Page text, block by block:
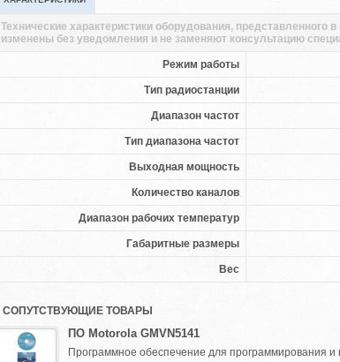
Режим работы
Тип радиостанции
Диапазон частот
Тип диапазона частот
Выходная мощность
Количество каналов
Диапазон рабочих температур
Габаритные размеры
Вес
Технические характеристики оборудования, представленного
изменены без уведомления и не заменяют консультацию
СОПУТСТВУЮЩИЕ ТОВАРЫ
ПО Motorola GMVN5141
Программное обеспечение для программирования и